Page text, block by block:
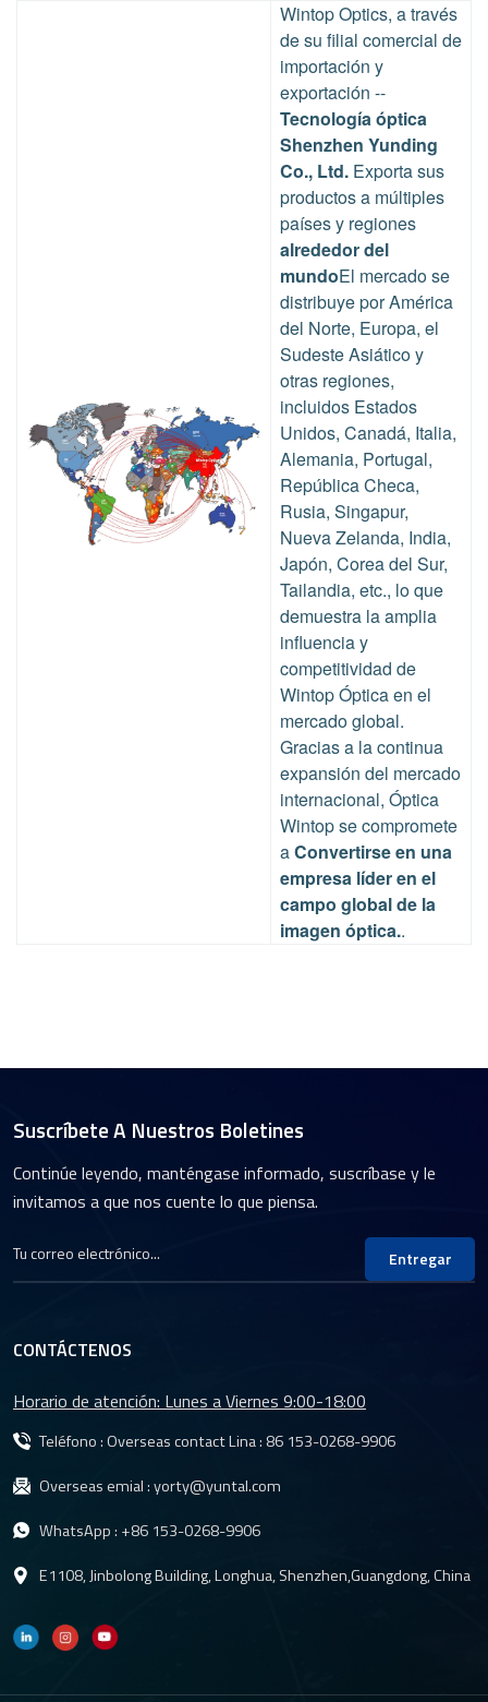
Wintop Optics, a través
de su filial comercial de
importación y
exportación --
Tecnología óptica
Shenzhen Yunding
Co., Ltd. Exporta sus
productos a múltiples
países y regiones
alrededor del
mundoEl mercado se
distribuye por América
del Norte, Europa, el
Sudeste Asiático y
otras regiones,
incluidos Estados
Unidos, Canadá, Italia,
Alemania, Portugal,
República Checa,
Rusia, Singapur,
Nueva Zelanda, India,
Japón, Corea del Sur,
Tailandia, etc., lo que
demuestra la amplia
influencia y
competitividad de
WintopÓptica en el
mercado global.
Gracias a la continua
expansión del mercado
internacional, Óptica
Wintopse compromete
aConvertirse en una
empresa líder en el
campo global de la
imagen óptica..
Suscríbete A Nuestros Boletines
Continúe leyendo, manténgase informado, suscríbase y le
invitamos a que nos cuente lo que piensa.
Entregar
CONTÁCTENOS
Horario de atención: Lunes a Viernes 9:00-18:00
Teléfono : Overseas contact Lina : 86 153-0268-9906
Overseas emial :yorty@yuntal.com
WhatsApp : +86 153-0268-9906
E1108, Jinbolong Building, Longhua, Shenzhen,Guangdong, China